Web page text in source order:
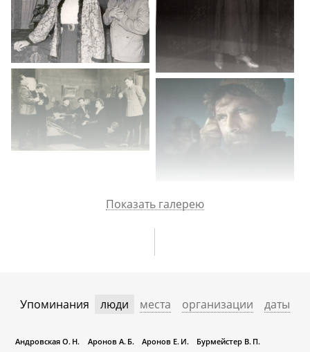
Показать галерею
Упоминания люди места организации даты
Андровская О. Н. Аронов А. Б. Аронов Е. И.
Бурмейстер В. П.